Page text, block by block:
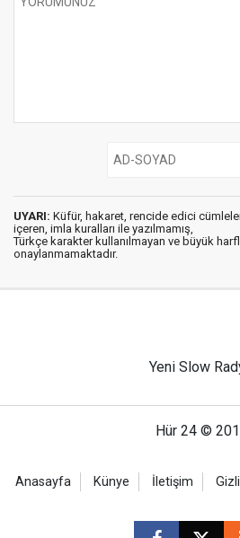
UYARI: Küfür, hakaret, rencide edici
içeren, imla kuralları ile yazılmamış,
Türkçe karakter kullanılmayan ve büyük
onaylanmamaktadır.
Yeni Slow
Hür 24 ©
Anasayfa Künye İletişim